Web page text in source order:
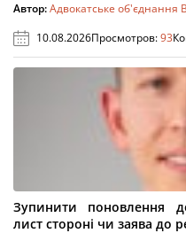
Автор:Адвокатське об'єднання
10.08.2026Просмотров:93
Зупинити поновлення
лист стороні чи заява до